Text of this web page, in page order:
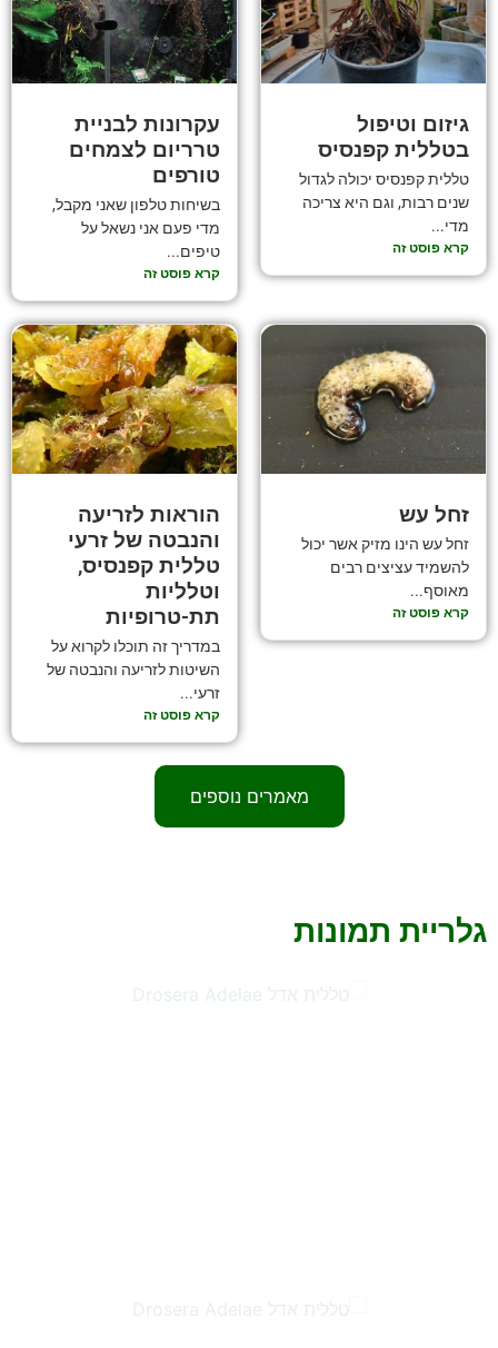
גיזום וטיפול
בטללית קפנסיס
טללית קפנסיס יכולה לגדול
שנים רבות, וגם היא צריכה
מדי...
קרא פוסט זה
עקרונות לבניית
טרריום לצמחים
טורפים
בשיחות טלפון שאני מקבל,
מדי פעם אני נשאל על
טיפים...
קרא פוסט זה
זחל עש
זחל עש הינו מזיק אשר יכול
להשמיד עציצים רבים
מאוסף...
קרא פוסט זה
הוראות לזריעה
והנבטה של זרעי
טללית קפנסיס,
וטלליות
תת-טרופיות
במדריך זה תוכלו לקרוא על
השיטות לזריעה והנבטה של
זרעי...
קרא פוסט זה
מאמרים נוספים
גלריית תמונות